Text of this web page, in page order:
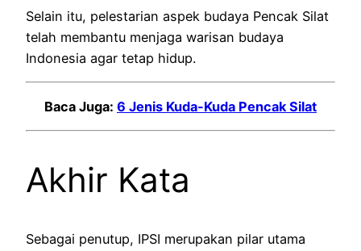
Selain itu, pelestarian aspek budaya Pencak Silat
telah membantu menjaga warisan budaya
Indonesia agar tetap hidup.
Baca Juga: 6 Jenis Kuda-Kuda Pencak Silat
Akhir Kata
Sebagai penutup, IPSI merupakan pilar utama